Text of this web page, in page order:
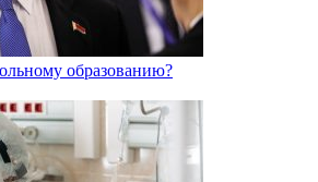
образованию?